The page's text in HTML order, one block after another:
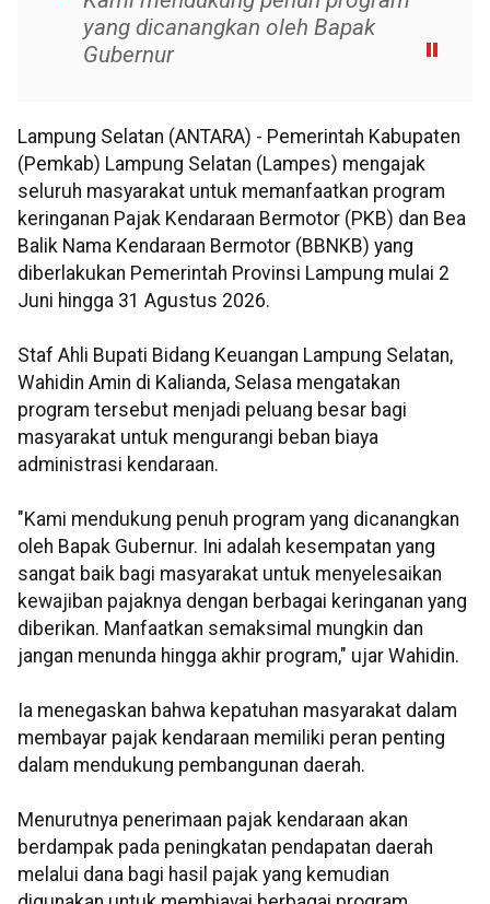
yang dicanangkan oleh Bapak
Gubernur
Lampung Selatan (ANTARA) - Pemerintah Kabupaten
(Pemkab) Lampung Selatan (Lampes) mengajak
seluruh masyarakat untuk memanfaatkan program
keringanan Pajak Kendaraan Bermotor (PKB) dan Bea
Balik Nama Kendaraan Bermotor (BBNKB) yang
diberlakukan Pemerintah Provinsi Lampung mulai 2
Juni hingga 31 Agustus 2026.
Staf Ahli Bupati Bidang Keuangan Lampung Selatan,
Wahidin Amin di Kalianda, Selasa mengatakan
program tersebut menjadi peluang besar bagi
masyarakat untuk mengurangi beban biaya
administrasi kendaraan.
"Kami mendukung penuh program yang dicanangkan
oleh Bapak Gubernur. Ini adalah kesempatan yang
sangat baik bagi masyarakat untuk menyelesaikan
kewajiban pajaknya dengan berbagai keringanan yang
diberikan. Manfaatkan semaksimal mungkin dan
jangan menunda hingga akhir program," ujar Wahidin.
Ia menegaskan bahwa kepatuhan masyarakat dalam
membayar pajak kendaraan memiliki peran penting
dalam mendukung pembangunan daerah.
Menurutnya penerimaan pajak kendaraan akan
berdampak pada peningkatan pendapatan daerah
melalui dana bagi hasil pajak yang kemudian